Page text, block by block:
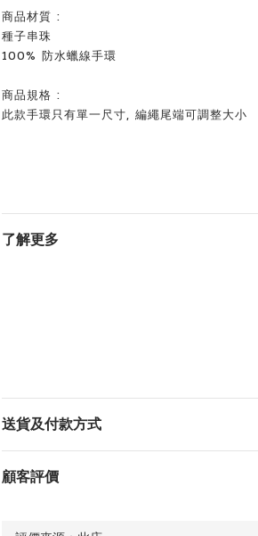
商品材質 :
種子串珠
100% 防水蠟線手環
商品規格 :
此款手環只有單一尺寸, 編繩尾端可調整大小
了解更多
送貨及付款方式
顧客評價